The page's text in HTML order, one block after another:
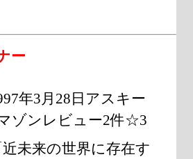
ー
年3月28日アスキー
ゾンレビュー2件☆3
近未来の世界に存在す